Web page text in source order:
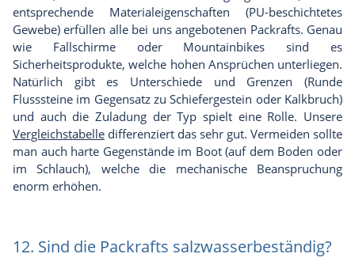
entsprechende Materialeigenschaften (PU-beschichtetes
Gewebe) erfüllen alle bei uns angebotenen Packrafts. Genau
wie Fallschirme oder Mountainbikes sind es
Sicherheitsprodukte, welche hohen Ansprüchen unterliegen.
Natürlich gibt es Unterschiede und Grenzen (Runde
Flusssteine im Gegensatz zu Schiefergestein oder Kalkbruch)
und auch die Zuladung der Typ spielt eine Rolle. Unsere
Vergleichstabelle differenziert das sehr gut. Vermeiden sollte
man auch harte Gegenstände im Boot (auf dem Boden oder
im Schlauch), welche die mechanische Beanspruchung
enorm erhöhen.
12. Sind die Packrafts salzwasserbeständig?